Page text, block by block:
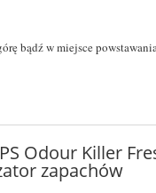
bądź w miejsce
Odour Killer
zapachów